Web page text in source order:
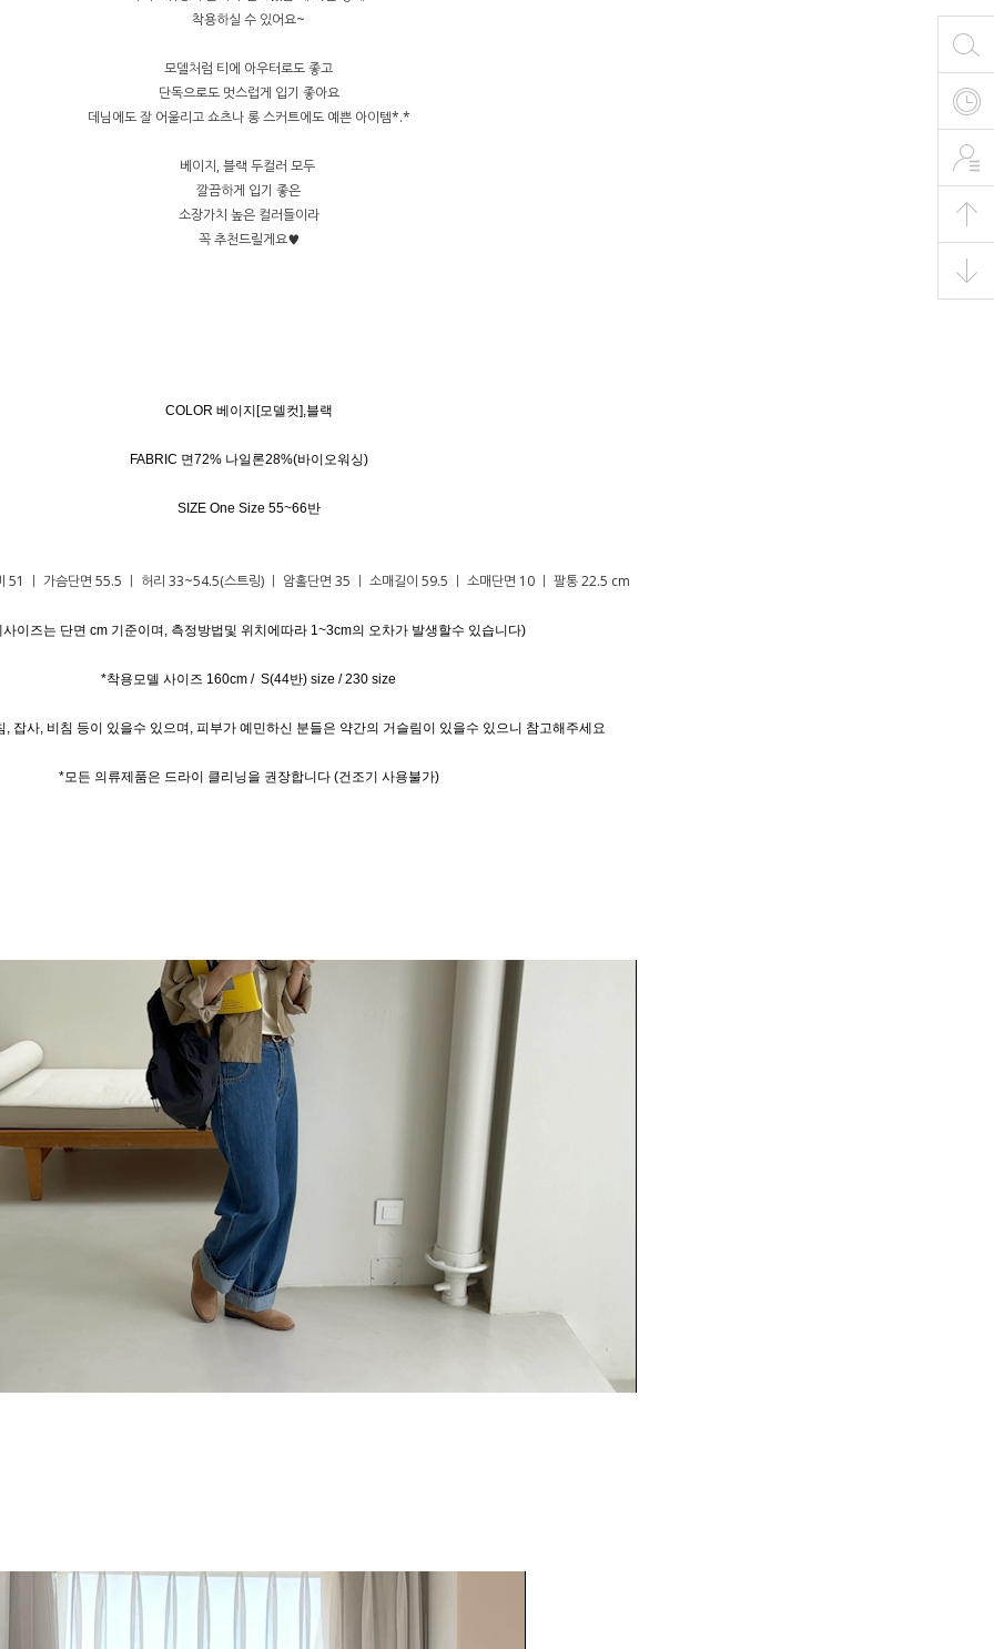
착용하실 수 있어요~
모델처럼 티에 아우터로도 좋고
단독으로도 멋스럽게 입기 좋아요
데님에도 잘 어울리고 쇼츠나 롱 스커트에도 예쁜 아이템*.*
베이지, 블랙 두컬러 모두
깔끔하게 입기 좋은
소장가치 높은 컬러들이라
꼭 추천드릴게요♥
COLOR 베이지[모델컷],블랙
FABRIC 면72% 나일론28%(바이오워싱)
SIZE One Size 55~66반
51 ㅣ 가슴단면 55.5 ㅣ 허리 33~54.5(스트링) ㅣ 암홀단면 35 ㅣ 소매길이 59.5 ㅣ 소매단면 10 ㅣ 팔통 22.5 cm
사이즈는 단면 cm 기준이며, 측정방법및 위치에따라 1~3cm의 오차가 발생할수 있습니다)
*착용모델 사이즈 160cm / S(44반) size / 230 size
, 잡사, 비침 등이 있을수 있으며, 피부가 예민하신 분들은 약간의 거슬림이 있을수 있으니 참고해주세요
*모든 의류제품은 드라이 클리닝을 권장합니다 (건조기 사용불가)